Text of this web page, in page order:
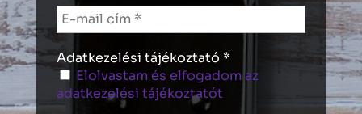
Adatkezelési tájékoztató *
Elolvastam és elfogadom az
adatkezelési tájékoztatót